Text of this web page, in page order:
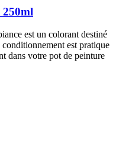
est un colorant destiné
est pratique
dans votre pot de peinture